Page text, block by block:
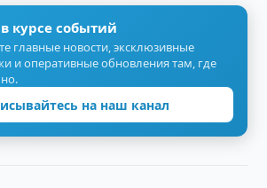
курсе событий
главные новости, эксклюзивные
и оперативные обновления там, где
на наш канал